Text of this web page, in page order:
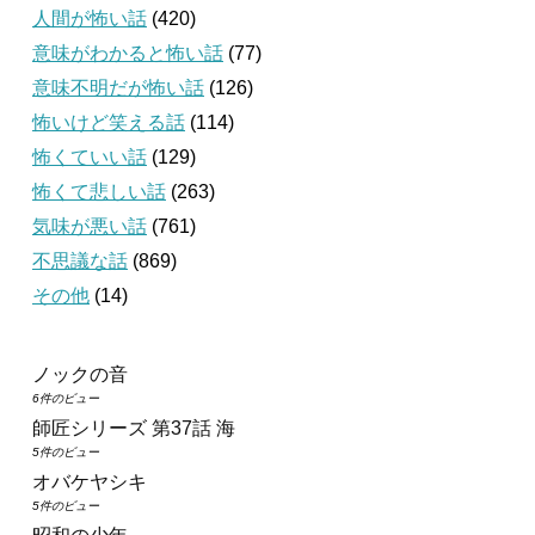
人間が怖い話 (420)
意味がわかると怖い話 (77)
意味不明だが怖い話 (126)
怖いけど笑える話 (114)
怖くていい話 (129)
怖くて悲しい話 (263)
気味が悪い話 (761)
不思議な話 (869)
その他 (14)
ノックの音
6件のビュー
師匠シリーズ 第37話 海
5件のビュー
オバケヤシキ
5件のビュー